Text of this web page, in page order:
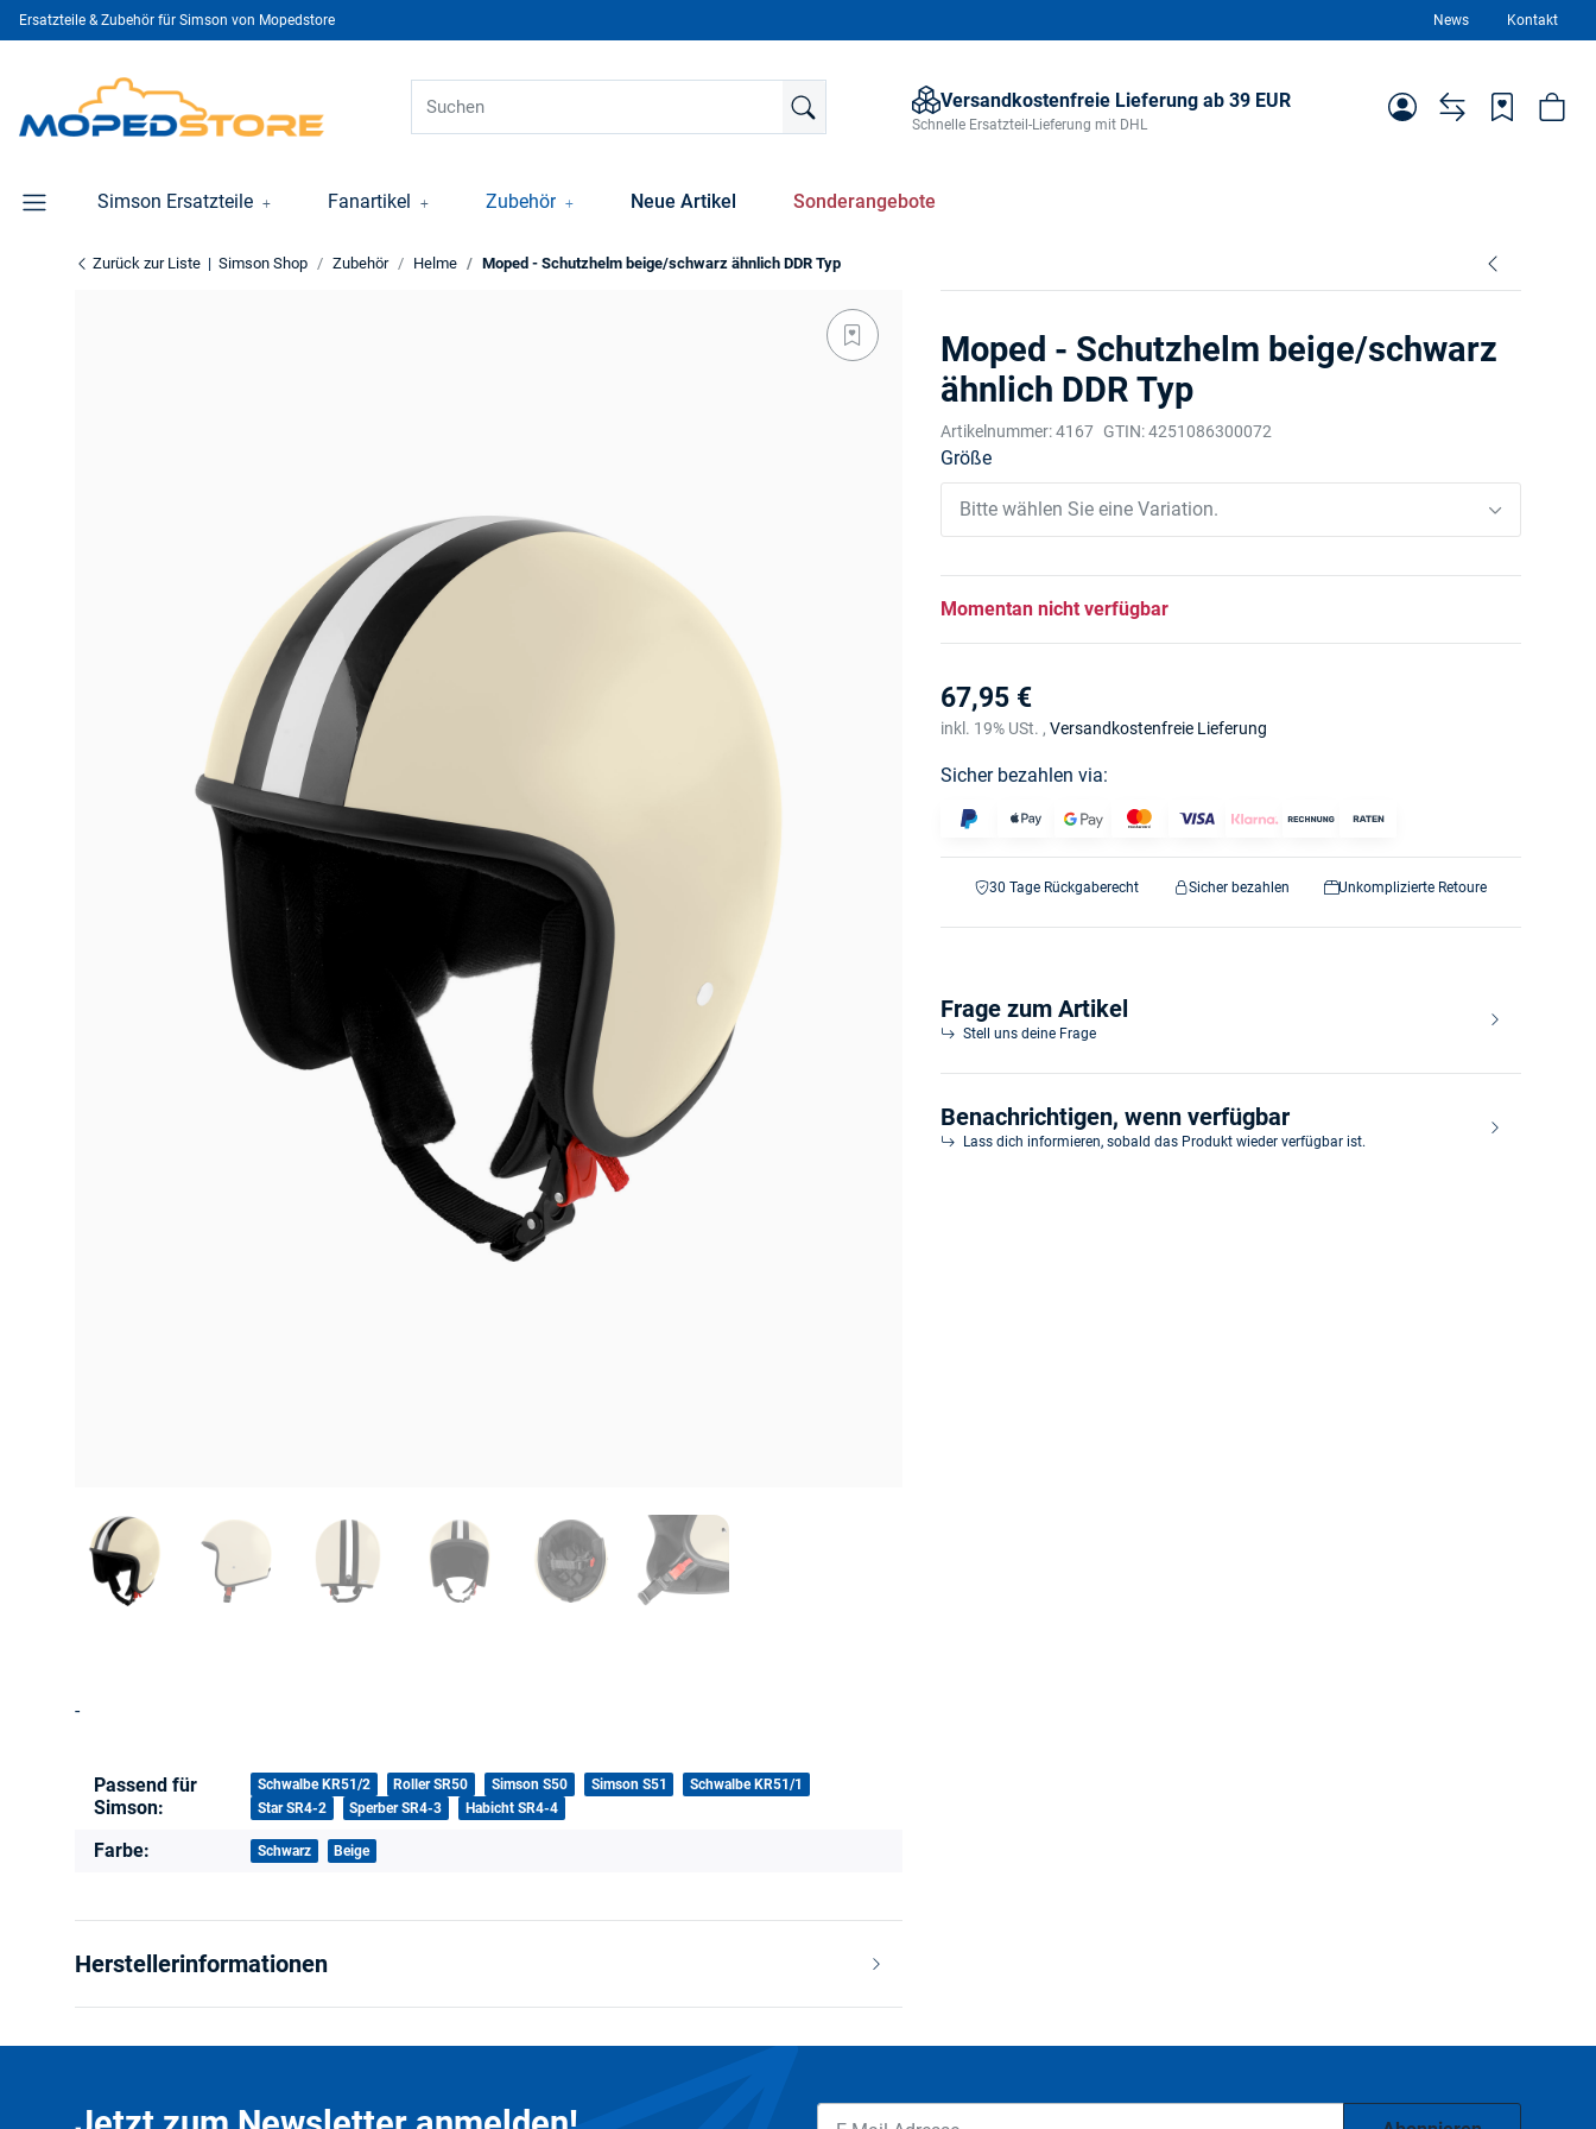
Ersatzteile & Zubehör für Simson von Mopedstore News Kontakt
Versandkostenfreie Lieferung ab 39 EUR
Schnelle Ersatzteil-Lieferung mit DHL
Simson Ersatzteile Fanartikel Zubehör Neue Artikel Sonderangebote
Zurück zur Liste Simson Shop Zubehör Helme Moped - Schutzhelm beige/schwarz ähnlich DDR Typ
Moped - Schutzhelm beige/schwarz
ähnlich DDR Typ
Artikelnummer:4167 GTIN:4251086300072
Größe
Bitte wählen Sie eine Variation.
Momentan nicht verfügbar
67,95 €
inkl. 19% USt. ,Versandkostenfreie Lieferung
Sicher bezahlen via:
30 Tage Rückgaberecht Sicher bezahlen Unkomplizierte Retoure
Frage zum Artikel
Stell uns deine Frage
Benachrichtigen, wenn verfügbar
Lass dich informieren, sobald das Produkt wieder verfügbar ist.
-
Produkteigenschaft
Wert
Passend für
Simson:
Schwalbe KR51/2 Roller SR50 Simson S50 Simson S51
Schwalbe KR51/1
Star SR4-2
Sperber SR4-3 Habicht SR4-4
Farbe: Schwarz Beige
Herstellerinformationen